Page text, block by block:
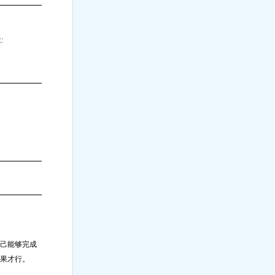
能够完成
才行。